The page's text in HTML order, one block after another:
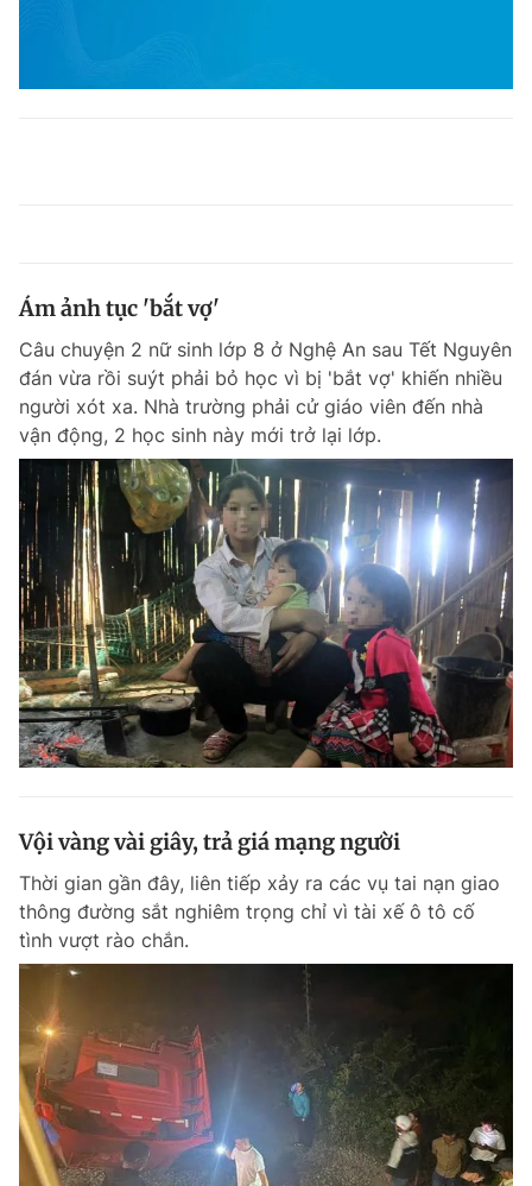
Ám ảnh tục 'bắt vợ'
Câu chuyện 2 nữ sinh lớp 8 ở Nghệ An sau Tết Nguyên
đán vừa rồi suýt phải bỏ học vì bị 'bắt vợ' khiến nhiều
người xót xa. Nhà trường phải cử giáo viên đến nhà
vận động, 2 học sinh này mới trở lại lớp.
Vội vàng vài giây, trả giá mạng người
Thời gian gần đây, liên tiếp xảy ra các vụ tai nạn giao
thông đường sắt nghiêm trọng chỉ vì tài xế ô tô cố
tình vượt rào chắn.